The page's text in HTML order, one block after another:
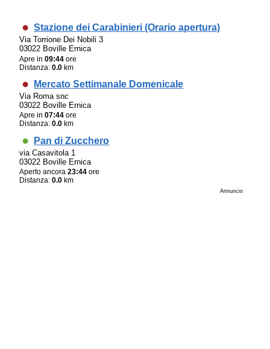
Stazione dei Carabinieri (Orario apertura)
Via Torrione Dei Nobili 3
03022 Boville Ernica
Apre in09:44 ore
Distanza:0.0 km
Mercato Settimanale Domenicale
Via Roma snc
03022 Boville Ernica
Apre in07:44 ore
Distanza:0.0 km
Pan di Zucchero
via Casavitola 1
03022 Boville Ernica
Aperto ancora23:44 ore
Distanza:0.0 km
Annuncio